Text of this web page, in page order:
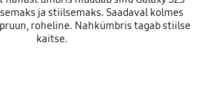
ja stiilsemaks. Saadaval kolmes
roheline. Nahkümbris tagab stiilse
kaitse.